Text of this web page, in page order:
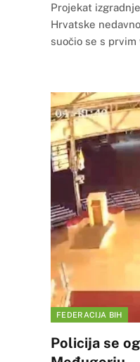
Projekat
Hrvatske
suočio se s
FEDERACIJA BIH
Policija se